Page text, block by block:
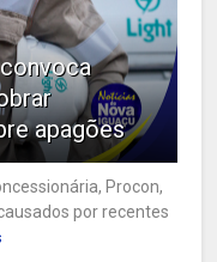
apagões
Procon,
por recentes